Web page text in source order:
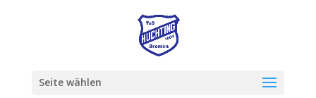
Seite wählen